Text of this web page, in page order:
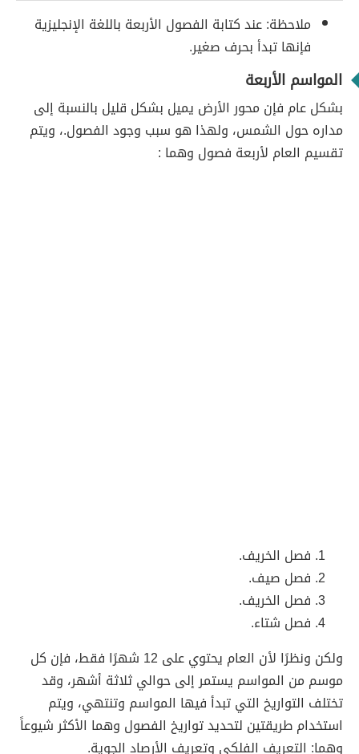
ملاحظة: عند كتابة الفصول الأربعة باللغة الإنجليزية
فإنها تبدأ بحرف صغير.
المواسم الأربعة
بشكل عام فإن محور الأرض يميل بشكل قليل بالنسبة إلى
مداره حول الشمس، ولهذا هو سبب وجود الفصول.، ويتم
تقسيم العام لأربعة فصول وهما :
فصل الخريف.
فصل صيف.
فصل الخريف.
فصل شتاء.
ولكن ونظرًا لأن العام يحتوي على 12 شهرًا فقط، فإن كل
موسم من المواسم يستمر إلى حوالي ثلاثة أشهر، وقد
تختلف التواريخ التي تبدأ فيها المواسم وتنتهي، ويتم
استخدام طريقتين لتحديد تواريخ الفصول وهما الأكثر شيوعاً
وهما: التعريف الفلكي وتعريف الأرصاد الجوية.